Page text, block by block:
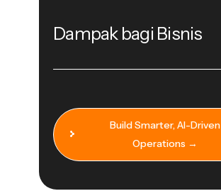
Dampak bagi Bisnis
Build Smarter, AI-Driven
Operations →